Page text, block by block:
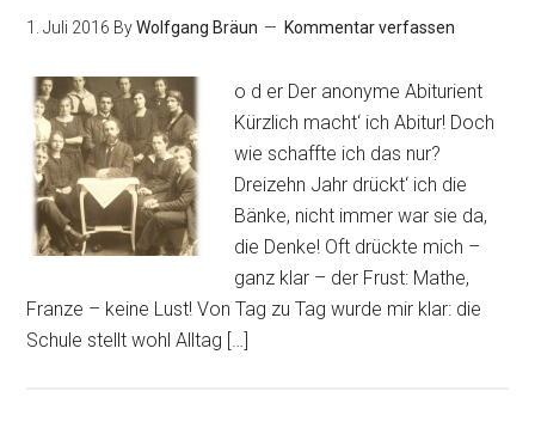
1. Juli 2016 ByWolfgang Bräun Kommentar verfassen
o d er Der anonyme Abiturient
Kürzlich macht‘ ich Abitur! Doch
wie schaffte ich das nur?
Dreizehn Jahr drückt‘ ich die
Bänke, nicht immer war sie da,
die Denke! Oft drückte mich –
ganz klar – der Frust: Mathe,
Franze – keine Lust! Von Tag zu Tag wurde mir klar: die
Schule stellt wohl Alltag […]